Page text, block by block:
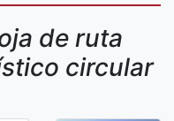
de ruta
circular